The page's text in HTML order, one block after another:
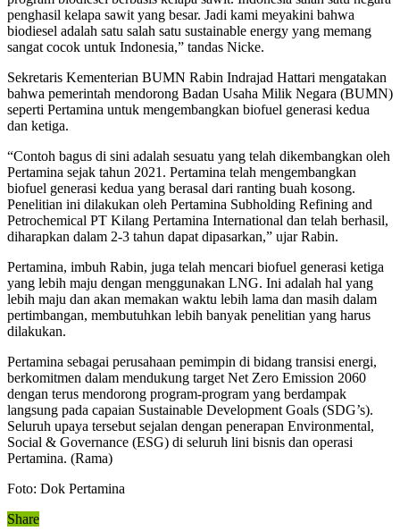
penghasil kelapa sawit yang besar. Jadi kami meyakini bahwa
biodiesel adalah satu salah satu sustainable energy yang memang
sangat cocok untuk Indonesia,” tandas Nicke.
Sekretaris Kementerian BUMN Rabin Indrajad Hattari mengatakan
bahwa pemerintah mendorong Badan Usaha Milik Negara (BUMN)
seperti Pertamina untuk mengembangkan biofuel generasi kedua
dan ketiga.
“Contoh bagus di sini adalah sesuatu yang telah dikembangkan oleh
Pertamina sejak tahun 2021. Pertamina telah mengembangkan
biofuel generasi kedua yang berasal dari ranting buah kosong.
Penelitian ini dilakukan oleh Pertamina Subholding Refining and
Petrochemical PT Kilang Pertamina International dan telah berhasil,
diharapkan dalam 2-3 tahun dapat dipasarkan,” ujar Rabin.
Pertamina, imbuh Rabin, juga telah mencari biofuel generasi ketiga
yang lebih maju dengan menggunakan LNG. Ini adalah hal yang
lebih maju dan akan memakan waktu lebih lama dan masih dalam
pertimbangan, membutuhkan lebih banyak penelitian yang harus
dilakukan.
Pertamina sebagai perusahaan pemimpin di bidang transisi energi,
berkomitmen dalam mendukung target Net Zero Emission 2060
dengan terus mendorong program-program yang berdampak
langsung pada capaian Sustainable Development Goals (SDG’s).
Seluruh upaya tersebut sejalan dengan penerapan Environmental,
Social & Governance (ESG) di seluruh lini bisnis dan operasi
Pertamina. (Rama)
Foto: Dok Pertamina
Share